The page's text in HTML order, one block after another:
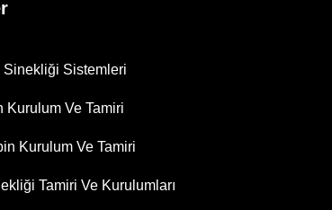
Sinekliği Sistemleri
Kurulum Ve Tamiri
Kurulum Ve Tamiri
Tamiri Ve Kurulumları